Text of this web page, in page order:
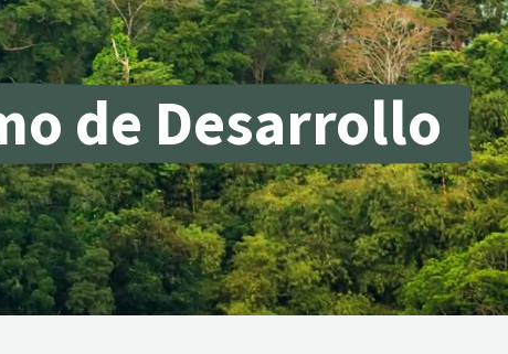
incendios forestales
Donación
de Desarrollo